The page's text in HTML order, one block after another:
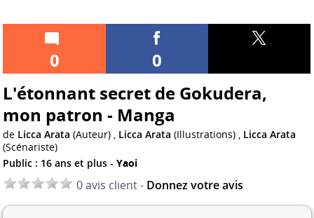
0
0
L'étonnant secret de Gokudera,
mon patron - Manga
de Licca Arata (Auteur) , Licca Arata (Illustrations) , Licca Arata
(Scénariste)
Public : 16 ans et plus -Yaoi
0 avis client - Donnez votre avis